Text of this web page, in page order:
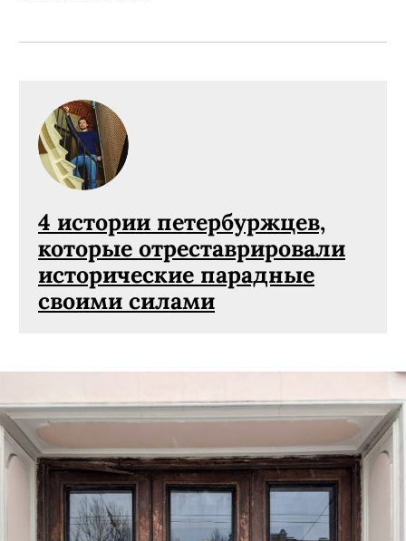
4 истории петербуржцев,
которые отреставрировали
исторические парадные
своими силами